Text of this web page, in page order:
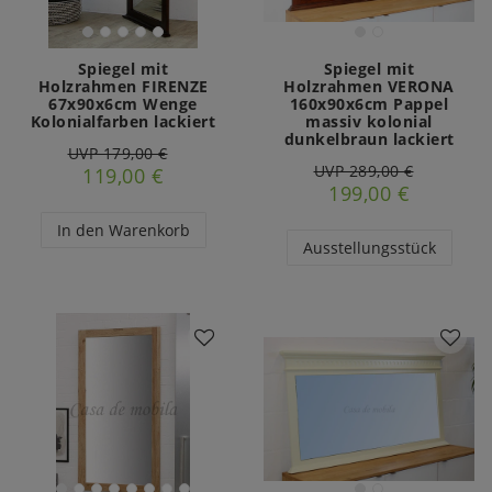
Spiegel mit
Holzrahmen FIRENZE
67x90x6cm Wenge
Kolonialfarben lackiert
UVP 179,00 €
119,00 €
In den Warenkorb
Spiegel mit
Holzrahmen VERONA
160x90x6cm Pappel
massiv kolonial
dunkelbraun lackiert
UVP 289,00 €
199,00 €
Ausstellungsstück